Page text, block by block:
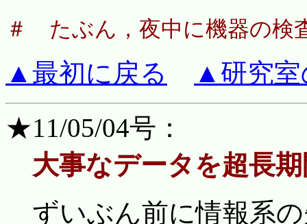
＃ たぶん，夜中に機器の検
▲最初に戻る
▲研究室
★11/05/04号：
大事なデータを超長
ずいぶん前に情報系